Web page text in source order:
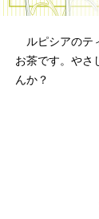
ルピシアのテ
お茶です。や
んか？